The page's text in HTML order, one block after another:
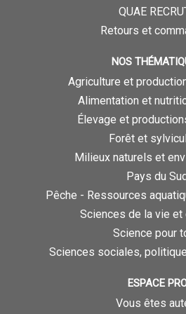
QUAE
Retours et
NOS
Agriculture et
Alimentation et
Élevage et
Forêt et
Milieux naturels et
Pays du
Pêche - Ressources
Sciences de la vie et
Science pour
Sciences sociales,
ESPACE
Vous êtes